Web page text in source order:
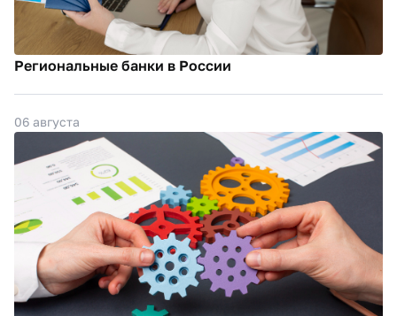
Региональные банки в России
06 августа